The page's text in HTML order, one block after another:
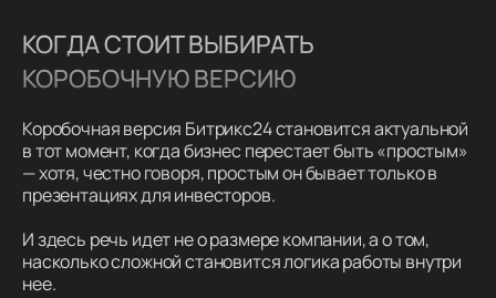
КОГДА СТОИТ ВЫБИРАТЬ
КОРОБОЧНУЮ ВЕРСИЮ
Коробочная версия Битрикс24 становится актуальной
в тот момент, когда бизнес перестает быть «простым»
— хотя, честно говоря, простым он бывает только в
презентациях для инвесторов.
И здесь речь идет не о размере компании, а о том,
насколько сложной становится логика работы внутри
нее.